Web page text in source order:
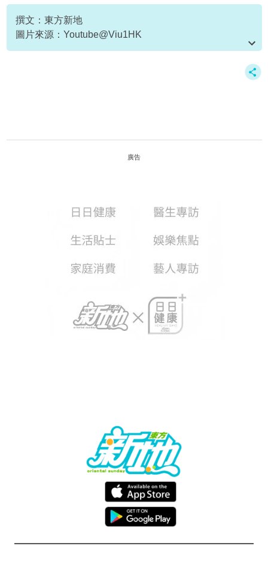
撰文：東方新地
圖片來源：Youtube@Viu1HK
資料或影片來源：Youtube@Viu1HK
廣告